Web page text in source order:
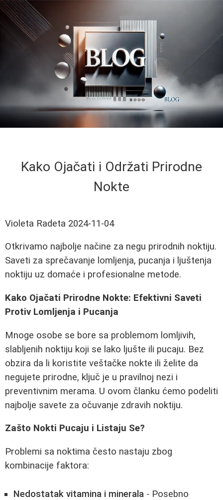
Kako Ojačati i Održati Prirodne
Nokte
Violeta Radeta 2024-11-04
Otkrivamo najbolje načine za negu prirodnih noktiju.
Saveti za sprečavanje lomljenja, pucanja i ljuštenja
noktiju uz domaće i profesionalne metode.
Kako Ojačati Prirodne Nokte: Efektivni Saveti
Protiv Lomljenja i Pucanja
Mnoge osobe se bore sa problemom lomljivih,
slabljenih noktiju koji se lako ljušte ili pucaju. Bez
obzira da li koristite veštačke nokte ili želite da
negujete prirodne, ključ je u pravilnoj nezi i
preventivnim merama. U ovom članku ćemo podeliti
najbolje savete za očuvanje zdravih noktiju.
Zašto Nokti Pucaju i Listaju Se?
Problemi sa noktima često nastaju zbog
kombinacije faktora:
Nedostatak vitamina i minerala - Posebno